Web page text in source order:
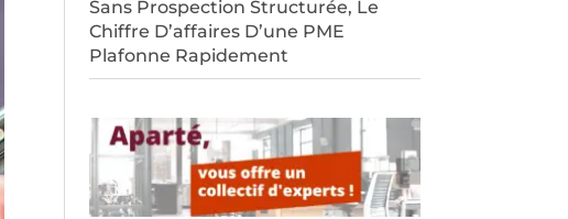
Sans Prospection Structurée, Le
Chiffre D’affaires D’une PME
Plafonne Rapidement